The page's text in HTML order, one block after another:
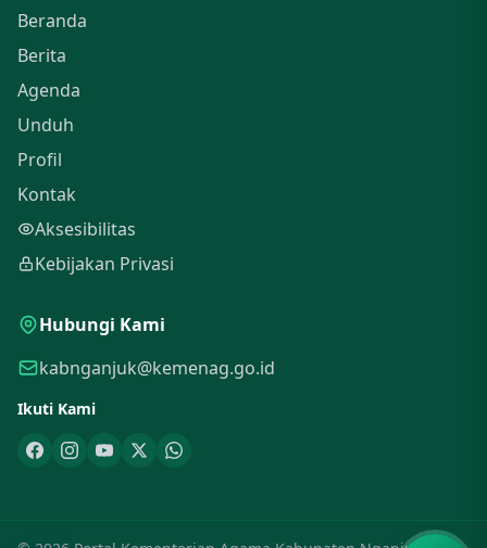
Beranda
Berita
Agenda
Unduh
Profil
Kontak
Aksesibilitas
Kebijakan Privasi
Hubungi Kami
kabnganjuk@kemenag.go.id
Ikuti Kami